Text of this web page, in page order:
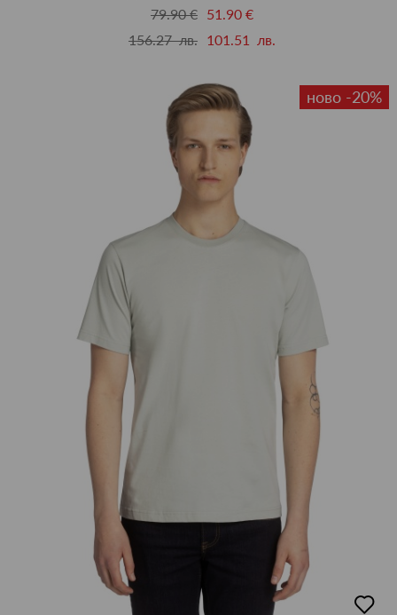
79.90 € 51.90 €
156.27 лв. 101.51 лв.
ново -20%
в